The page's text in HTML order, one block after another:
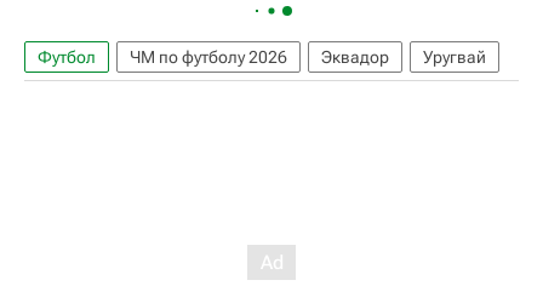
Футбол ЧМ по футболу 2026 Эквадор Уругвай